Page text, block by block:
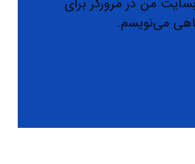
می‌نویسم.